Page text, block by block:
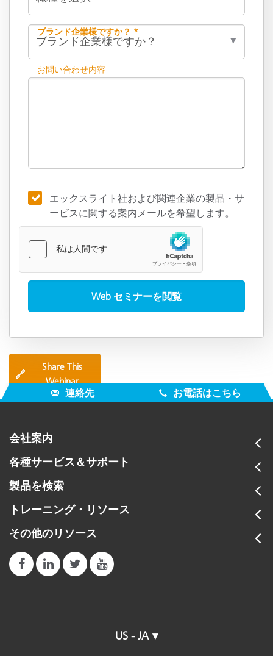
ブランド企業様ですか？ *
お問い合わせ内容
エックスライト社および関連企業の製品・サ
ービスに関する案内メールを希望します。
🔗
Share This
Webinar
連絡先 お電話はこちら
会社案内
各種サービス＆サポート
製品を検索
トレーニング・リソース
その他のリソース
US - JA